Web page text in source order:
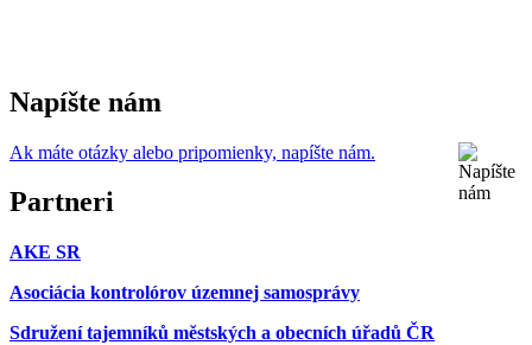
Napíšte nám
Ak máte otázky alebo pripomienky, napíšte nám.
Partneri
AKE SR
Asociácia kontrolórov územnej samosprávy
Sdružení tajemníků městských a obecních úřadů ČR